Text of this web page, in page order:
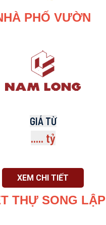
PHỐ VƯỜN
GIÁ TỪ
..... tỷ
XEM CHI TIẾT
THỰ SONG LẬP